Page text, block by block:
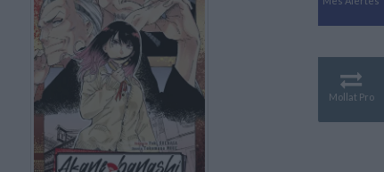
Mollat Pro
Antiquité
Mythologies
GÉOGRAPHIE
Géographie - Démographie -
Territoire
CULTURE SCIENTIFIQUE
Essais scientifique
Astronomie